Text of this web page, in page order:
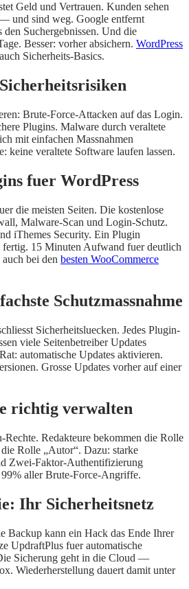
Geld und Vertrauen. Kunden sehen
und sind weg. Google entfernt
Suchergebnissen. Und die
Besser: vorher absichern. WordPress
Sicherheits-Basics.
Brute-Force-Attacken auf das Login.
Plugins. Malware durch veraltete
mit einfachen Massnahmen
keine veraltete Software laufen lassen.
fuer WordPress
die meisten Seiten. Die kostenlose
Malware-Scan und Login-Schutz.
iThemes Security. Ein Plugin
15 Minuten Aufwand fuer deutlich
bei den besten WooCommerce
Schutzmassnahme
Sicherheitsluecken. Jedes Plugin-
viele Seitenbetreiber Updates
automatische Updates aktivieren.
Grosse Updates vorher auf einer
richtig verwalten
Redakteure bekommen die Rolle
Rolle „Autor“. Dazu: starke
Zwei-Faktor-Authentifizierung
aller Brute-Force-Angriffe.
Ihr Sicherheitsnetz
Backup kann ein Hack das Ende Ihrer
UpdraftPlus fuer automatische
Sicherung geht in die Cloud —
Wiederherstellung dauert damit unter